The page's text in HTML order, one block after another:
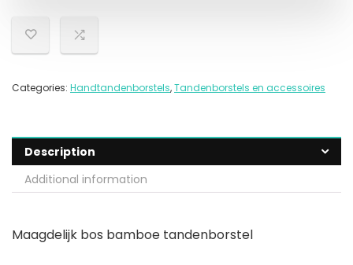
Categories: Handtandenborstels,Tandenborstels en accessoires
Description
Additional information
Maagdelijk bos bamboe tandenborstel